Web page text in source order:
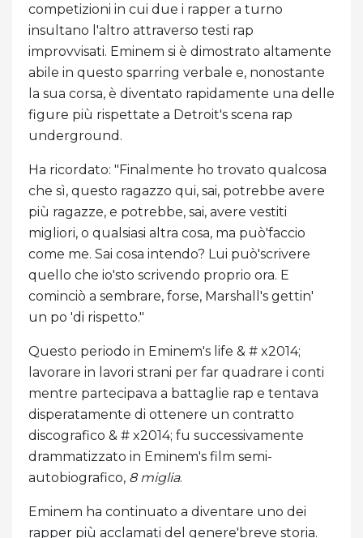
competizioni in cui due i rapper a turno
insultano l'altro attraverso testi rap
improvvisati. Eminem si è dimostrato altamente
abile in questo sparring verbale e, nonostante
la sua corsa, è diventato rapidamente una delle
figure più rispettate a Detroit's scena rap
underground.
Ha ricordato: "Finalmente ho trovato qualcosa
che sì, questo ragazzo qui, sai, potrebbe avere
più ragazze, e potrebbe, sai, avere vestiti
migliori, o qualsiasi altra cosa, ma può'faccio
come me. Sai cosa intendo? Lui può'scrivere
quello che io'sto scrivendo proprio ora. E
cominciò a sembrare, forse, Marshall's gettin'
un po 'di rispetto."
Questo periodo in Eminem's life & # x2014;
lavorare in lavori strani per far quadrare i conti
mentre partecipava a battaglie rap e tentava
disperatamente di ottenere un contratto
discografico & # x2014; fu successivamente
drammatizzato in Eminem's film semi-
autobiografico, 8 miglia.
Eminem ha continuato a diventare uno dei
rapper più acclamati del genere'breve storia.